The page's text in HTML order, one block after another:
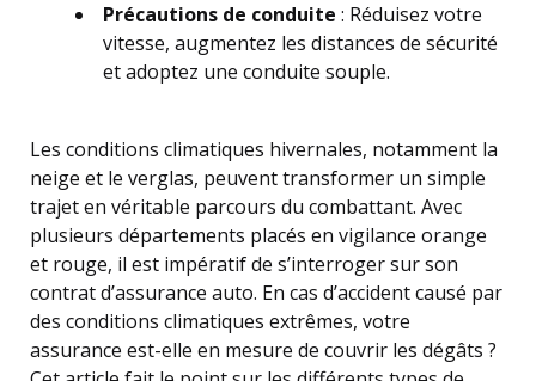
Précautions de conduite : Réduisez votre
vitesse, augmentez les distances de sécurité
et adoptez une conduite souple.
Les conditions climatiques hivernales, notamment la
neige et le verglas, peuvent transformer un simple
trajet en véritable parcours du combattant. Avec
plusieurs départements placés en vigilance orange
et rouge, il est impératif de s’interroger sur son
contrat d’assurance auto. En cas d’accident causé par
des conditions climatiques extrêmes, votre
assurance est-elle en mesure de couvrir les dégâts ?